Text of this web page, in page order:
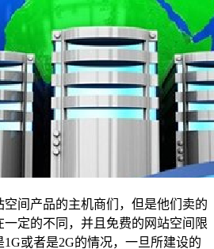
间产品的主机商们，但是他们卖的
定的不同，并且免费的网站空间限
或者是2G的情况，一旦所建设的